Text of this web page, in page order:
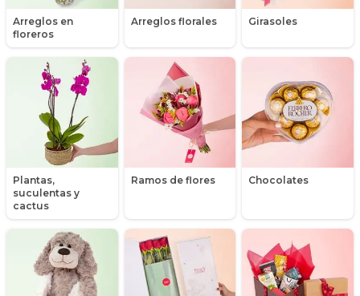
Arreglos en
floreros
Arreglos florales Girasoles
Plantas,
suculentas y
cactus
Ramos de flores Chocolates
Promociones y Ofertas
Ramos de Novia
Ramos de Rosas
Ranúnculos
Regalos a Domicilio
Regalos para Hombres
Regalos para niños
Rosas